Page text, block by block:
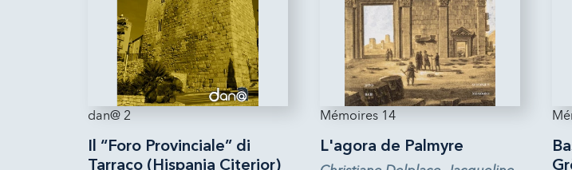
dan@ 2
Il “Foro Provinciale” di
Tarraco (Hispania Citerior)
Mémoires 14
L'agora de Palmyre